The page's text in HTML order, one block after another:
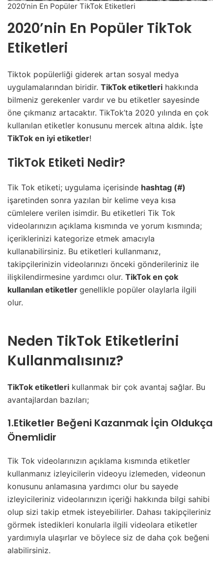
2020’nin En Popüler TikTok Etiketleri
2020’nin En Popüler TikTok
Etiketleri
Tiktok popülerliği giderek artan sosyal medya
uygulamalarından biridir. TikTok etiketleri hakkında
bilmeniz gerekenler vardır ve bu etiketler sayesinde
öne çıkmanız artacaktır. TikTok’ta 2020 yılında en çok
kullanılan etiketler konusunu mercek altına aldık. İşte
TikTok en iyi etiketler!
TikTok Etiketi Nedir?
Tik Tok etiketi; uygulama içerisinde hashtag (#)
işaretinden sonra yazılan bir kelime veya kısa
cümlelere verilen isimdir. Bu etiketleri Tik Tok
videolarınızın açıklama kısmında ve yorum kısmında;
içeriklerinizi kategorize etmek amacıyla
kullanabilirsiniz. Bu etiketleri kullanmanız,
takipçilerinizin videolarınızı önceki gönderileriniz ile
ilişkilendirmesine yardımcı olur. TikTok en çok
kullanılan etiketler genellikle popüler olaylarla ilgili
olur.
Neden TikTok Etiketlerini
Kullanmalısınız?
TikTok etiketleri kullanmak bir çok avantaj sağlar. Bu
avantajlardan bazıları;
1.Etiketler Beğeni Kazanmak İçin Oldukça
Önemlidir
Tik Tok videolarınızın açıklama kısmında etiketler
kullanmanız izleyicilerin videoyu izlemeden, videonun
konusunu anlamasına yardımcı olur bu sayede
izleyicileriniz videolarınızın içeriği hakkında bilgi sahibi
olup sizi takip etmek isteyebilirler. Dahası takipçileriniz
görmek istedikleri konularla ilgili videolara etiketler
yardımıyla ulaşırlar ve böylece siz de daha çok beğeni
alabilirsiniz.